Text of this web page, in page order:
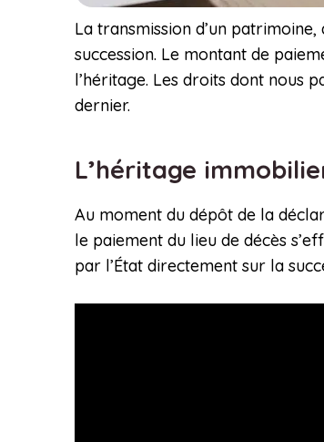
La transmission d’un
succession. Le montant de
l’héritage. Les droits dont nous
dernier.
L’héritage
Au moment du dépôt de la
le paiement du lieu de décès
par l’État directement sur la